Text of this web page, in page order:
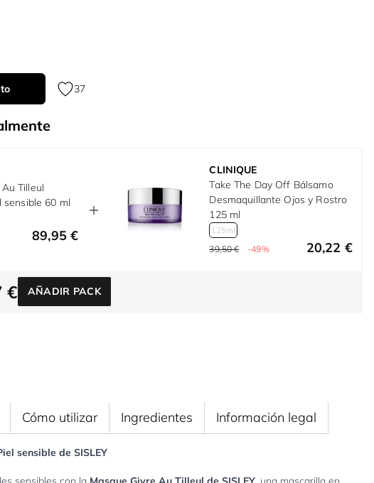
37
Tilleul
sensible 60 ml
89,95 €
CLINIQUE
Take The Day Off Bálsamo
Desmaquillante Ojos y Rostro
125 ml
125ml
39,50 € -49% 20,22 €
€ AÑADIR PACK
sensible de SISLEY
Cómo utilizar Ingredientes Información legal